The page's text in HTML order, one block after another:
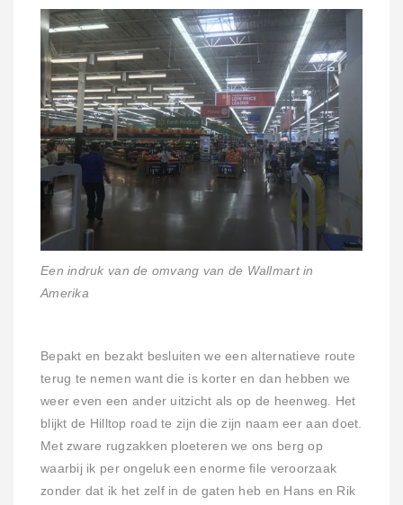
Een indruk van de omvang van de Wallmart in
Amerika
Bepakt en bezakt besluiten we een alternatieve route
terug te nemen want die is korter en dan hebben we
weer even een ander uitzicht als op de heenweg. Het
blijkt de Hilltop road te zijn die zijn naam eer aan doet.
Met zware rugzakken ploeteren we ons berg op
waarbij ik per ongeluk een enorme file veroorzaak
zonder dat ik het zelf in de gaten heb en Hans en Rik